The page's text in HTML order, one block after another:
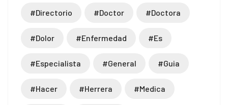
#directorio #doctor #doctora
#dolor #enfermedad #es
#especialista #general #guia
#hacer #herrera #medica